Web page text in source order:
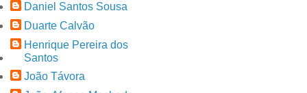
Daniel Santos Sousa
Duarte Calvão
Henrique Pereira dos
Santos
João Távora